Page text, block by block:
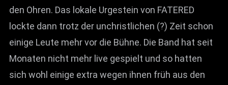
den Ohren. Das lokale Urgestein von FATERED
lockte dann trotz der unchristlichen (?) Zeit schon
einige Leute mehr vor die Bühne. Die Band hat seit
Monaten nicht mehr live gespielt und so hatten
sich wohl einige extra wegen ihnen früh aus den